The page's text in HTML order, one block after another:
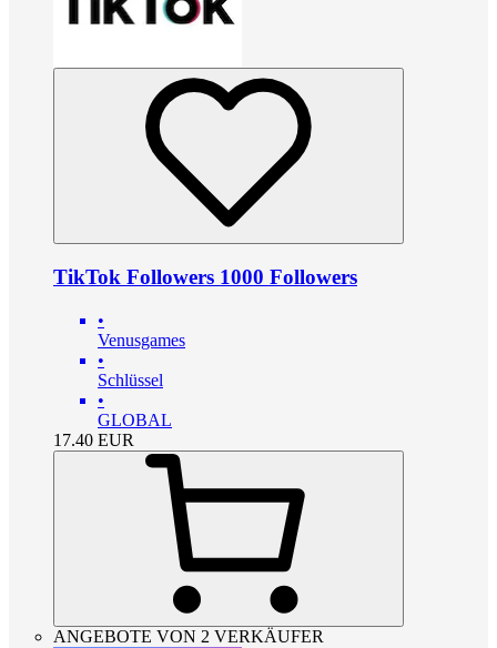
TikTok Followers 1000 Followers
•
Venusgames
•
Schlüssel
•
GLOBAL
17.40 EUR
ANGEBOTE VON 2 VERKÄUFER